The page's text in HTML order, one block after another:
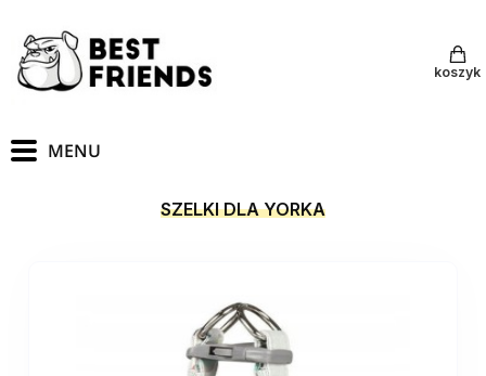
koszyk
SZELKI DLA YORKA